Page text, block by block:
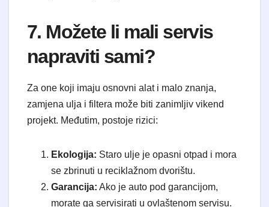
7. Možete li mali servis
napraviti sami?
Za one koji imaju osnovni alat i malo znanja,
zamjena ulja i filtera može biti zanimljiv vikend
projekt. Međutim, postoje rizici:
Ekologija: Staro ulje je opasni otpad i mora
se zbrinuti u reciklažnom dvorištu.
Garancija: Ako je auto pod garancijom,
morate ga servisirati u ovlaštenom servisu.